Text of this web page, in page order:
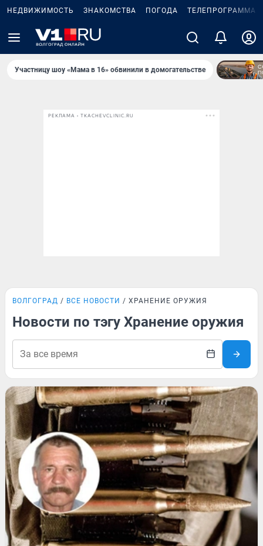
НЕДВИЖИМОСТЬ ЗНАКОМСТВА ПОГОДА ТЕЛЕПРОГРАММА
Участницу шоу «Мама в 16» обвинили в домогательстве
РЕКЛАМА • TKACHEVCLINIC.RU
ВОЛГОГРАД ВСЕ НОВОСТИ ХРАНЕНИЕ ОРУЖИЯ
Новости по тэгу Хранение оружия